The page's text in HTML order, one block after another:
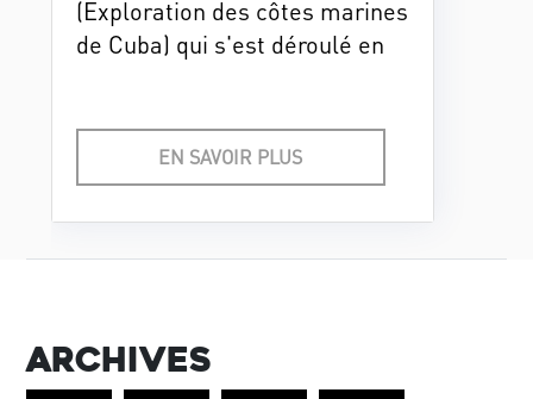
(Exploration des côtes marines
de Cuba) qui s'est déroulé en
pour évaluer l'écosystème et
la population de poissons. Il a
EN SAVOIR PLUS
Archives